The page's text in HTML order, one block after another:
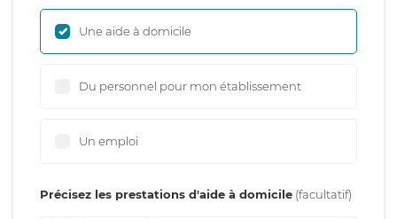
Une aide à domicile
Du personnel pour mon établissement
Un emploi
Précisez les prestations d'aide à domicile